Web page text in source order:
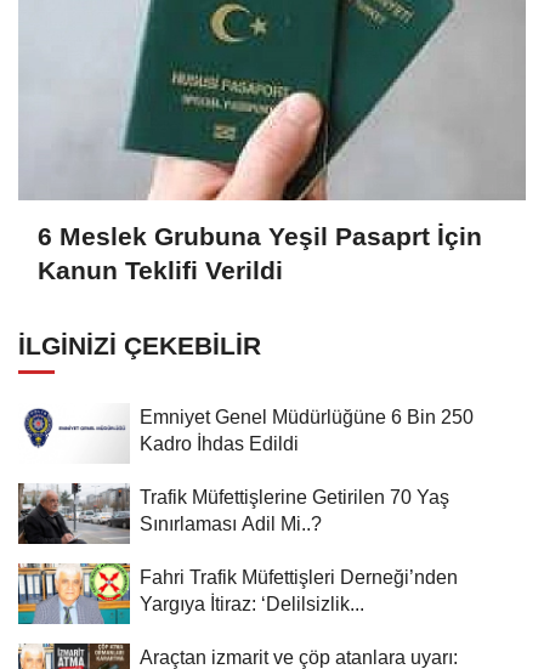
6 Meslek Grubuna Yeşil Pasaprt İçin
Kanun Teklifi Verildi
İLGINIZI ÇEKEBILIR
Emniyet Genel Müdürlüğüne 6 Bin 250
Kadro İhdas Edildi
Trafik Müfettişlerine Getirilen 70 Yaş
Sınırlaması Adil Mi..?
Fahri Trafik Müfettişleri Derneği’nden
Yargıya İtiraz: ‘Delilsizlik...
Araçtan izmarit ve çöp atanlara uyarı: